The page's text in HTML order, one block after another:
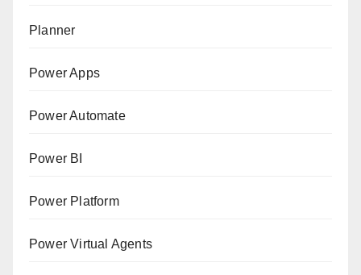
Planner
Power Apps
Power Automate
Power BI
Power Platform
Power Virtual Agents